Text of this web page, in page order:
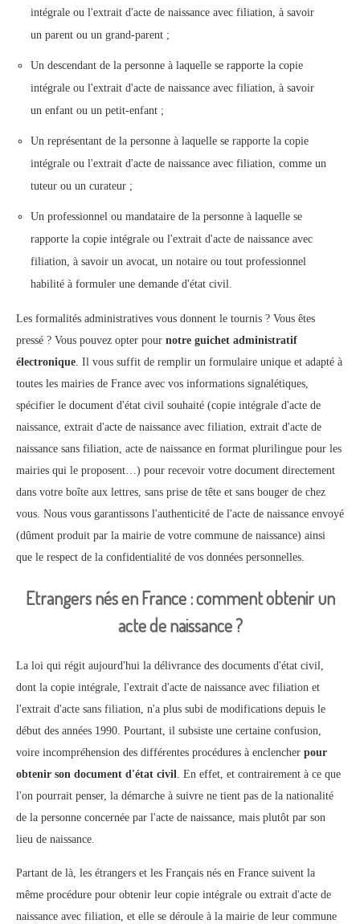
intégrale ou l'extrait d'acte de naissance avec filiation, à savoir
un parent ou un grand-parent ;
Un descendant de la personne à laquelle se rapporte la copie
intégrale ou l'extrait d'acte de naissance avec filiation, à savoir
un enfant ou un petit-enfant ;
Un représentant de la personne à laquelle se rapporte la copie
intégrale ou l'extrait d'acte de naissance avec filiation, comme un
tuteur ou un curateur ;
Un professionnel ou mandataire de la personne à laquelle se
rapporte la copie intégrale ou l'extrait d'acte de naissance avec
filiation, à savoir un avocat, un notaire ou tout professionnel
habilité à formuler une demande d'état civil.
Les formalités administratives vous donnent le tournis ? Vous êtes
pressé ? Vous pouvez opter pour notre guichet administratif
électronique. Il vous suffit de remplir un formulaire unique et adapté à
toutes les mairies de France avec vos informations signalétiques,
spécifier le document d'état civil souhaité (copie intégrale d'acte de
naissance, extrait d'acte de naissance avec filiation, extrait d'acte de
naissance sans filiation, acte de naissance en format plurilingue pour les
mairies qui le proposent…) pour recevoir votre document directement
dans votre boîte aux lettres, sans prise de tête et sans bouger de chez
vous. Nous vous garantissons l'authenticité de l'acte de naissance envoyé
(dûment produit par la mairie de votre commune de naissance) ainsi
que le respect de la confidentialité de vos données personnelles.
Etrangers nés en France : comment obtenir un
acte de naissance ?
La loi qui régit aujourd'hui la délivrance des documents d'état civil,
dont la copie intégrale, l'extrait d'acte de naissance avec filiation et
l'extrait d'acte sans filiation, n'a plus subi de modifications depuis le
début des années 1990. Pourtant, il subsiste une certaine confusion,
voire incompréhension des différentes procédures à enclencher pour
obtenir son document d'état civil. En effet, et contrairement à ce que
l'on pourrait penser, la démarche à suivre ne tient pas de la nationalité
de la personne concernée par l'acte de naissance, mais plutôt par son
lieu de naissance.
Partant de là, les étrangers et les Français nés en France suivent la
même procédure pour obtenir leur copie intégrale ou extrait d'acte de
naissance avec filiation, et elle se déroule à la mairie de leur commune